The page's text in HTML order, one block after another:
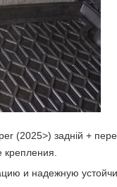
(2025>) задній +
и надежную